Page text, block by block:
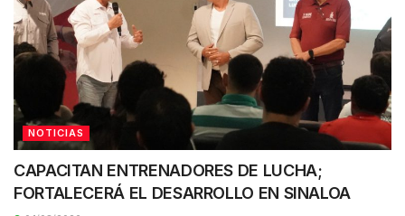
NOTICIAS
CAPACITAN ENTRENADORES DE LUCHA;
FORTALECERÁ EL DESARROLLO EN SINALOA